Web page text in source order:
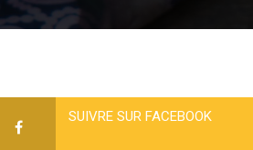
SUIVRE SUR FACEBOOK